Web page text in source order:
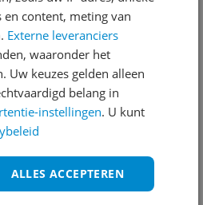
content, meting van
Externe leveranciers
waaronder het
Uw keuzes gelden alleen
belang in
instellingen. U kunt
ALLES ACCEPTEREN